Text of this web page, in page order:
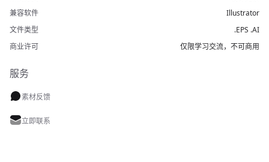
兼容软件
Illustrator
文件类型
.EPS .AI
商业许可
仅限学习交流，不可商用
服务
素材反馈
立即联系